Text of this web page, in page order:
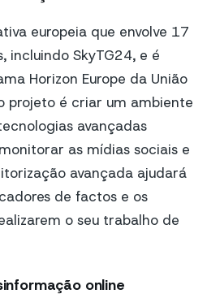
europeia que envolve 17
incluindo SkyTG24, e é
Horizon Europe da União
projeto é criar um ambiente
avançadas
as mídias sociais e
avançada ajudará
de factos e os
o seu trabalho de
online